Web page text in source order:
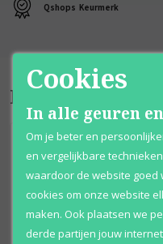
Qshops Keurmerk
Bijpassende
Cookies
In alle geuren
Om je beter en
en vergelijkbare
waardoor de website goed
cookies om onze website
maken. Ook plaatsen we
derde partijen jouw